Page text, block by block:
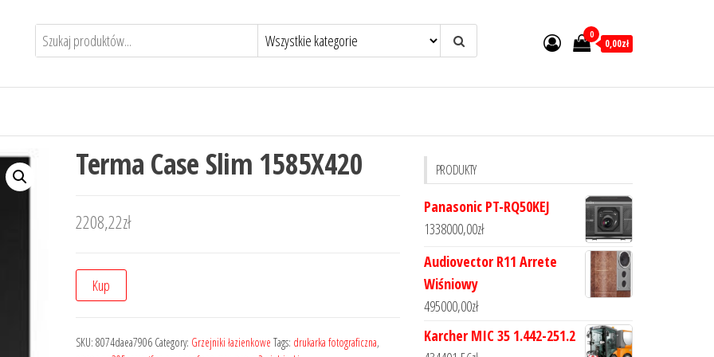
0
0,00zł
Terma Case Slim 1585X420
2208,22zł
Kup
SKU: 8074daea7906 Category: Grzejniki łazienkowe Tags: drukarka fotograficzna,
PRODUKTY
Panasonic PT-RQ50KEJ
1338000,00zł
Audiovector R11 Arrete
Wiśniowy
495000,00zł
Karcher MIC 35 1.442-251.2